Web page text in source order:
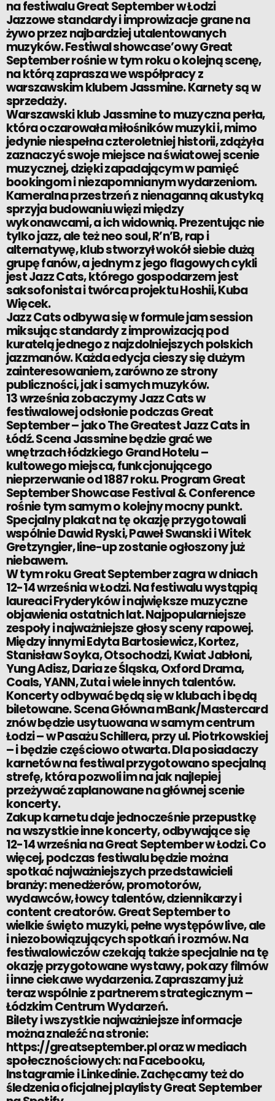
na festiwalu Great September w Łodzi
Jazzowe standardy i improwizacje grane na
żywo przez najbardziej utalentowanych
muzyków. Festiwal showcase’owy Great
September rośnie w tym roku o kolejną scenę,
na którą zaprasza we współpracy z
warszawskim klubem Jassmine. Karnety są w
sprzedaży.
Warszawski klub Jassmine to muzyczna perła,
która oczarowała miłośników muzyki i, mimo
jedynie niespełna czteroletniej historii, zdążyła
zaznaczyć swoje miejsce na światowej scenie
muzycznej, dzięki zapadającym w pamięć
bookingom i niezapomnianym wydarzeniom.
Kameralna przestrzeń z nienaganną akustyką
sprzyja budowaniu więzi między
wykonawcami, a ich widownią. Prezentując nie
tylko jazz, ale też neo soul, R’n’B, rap i
alternatywę, klub stworzył wokół siebie dużą
grupę fanów, a jednym z jego flagowych cykli
jest Jazz Cats, którego gospodarzem jest
saksofonista i twórca projektu Hoshii, Kuba
Więcek.
Jazz Cats odbywa się w formule jam session
miksując standardy z improwizacją pod
kuratelą jednego z najzdolniejszych polskich
jazzmanów. Każda edycja cieszy się dużym
zainteresowaniem, zarówno ze strony
publiczności, jak i samych muzyków.
13 września zobaczymy Jazz Cats w
festiwalowej odsłonie podczas Great
September – jako The Greatest Jazz Cats in
Łódź. Scena Jassmine będzie grać we
wnętrzach łódzkiego Grand Hotelu –
kultowego miejsca, funkcjonującego
nieprzerwanie od 1887 roku. Program Great
September Showcase Festival & Conference
rośnie tym samym o kolejny mocny punkt.
Specjalny plakat na tę okazję przygotowali
wspólnie Dawid Ryski, Paweł Swanski i Witek
Gretzyngier, line-up zostanie ogłoszony już
niebawem.
W tym roku Great September zagra w dniach
12-14 września w Łodzi. Na festiwalu wystąpią
laureaci Fryderyków i największe muzyczne
objawienia ostatnich lat. Najpopularniejsze
zespoły i najważniejsze głosy sceny rapowej.
Między innymi Edyta Bartosiewicz, Kortez,
Stanisław Soyka, Otsochodzi, Kwiat Jabłoni,
Yung Adisz, Daria ze Śląska, Oxford Drama,
Coals, YANN, Zuta i wiele innych talentów.
Koncerty odbywać będą się w klubach i będą
biletowane. Scena Główna mBank/Mastercard
znów będzie usytuowana w samym centrum
Łodzi – w Pasażu Schillera, przy ul. Piotrkowskiej
– i będzie częściowo otwarta. Dla posiadaczy
karnetów na festiwal przygotowano specjalną
strefę, która pozwoli im na jak najlepiej
przeżywać zaplanowane na głównej scenie
koncerty.
Zakup karnetu daje jednocześnie przepustkę
na wszystkie inne koncerty, odbywające się
12-14 września na Great September w Łodzi. Co
więcej, podczas festiwalu będzie można
spotkać najważniejszych przedstawicieli
branży: menedżerów, promotorów,
wydawców, łowcy talentów, dziennikarzy i
content creatorów. Great September to
wielkie święto muzyki, pełne występów live, ale
i niezobowiązujących spotkań i rozmów. Na
festiwalowiczów czekają także specjalnie na tę
okazję przygotowane wystawy, pokazy filmów
i inne ciekawe wydarzenia. Zapraszamy już
teraz wspólnie z partnerem strategicznym –
Łódzkim Centrum Wydarzeń.
Bilety i wszystkie najważniejsze informacje
można znaleźć na stronie:
https://greatseptember.pl oraz w mediach
społecznościowych: na Facebooku,
Instagramie i Linkedinie. Zachęcamy też do
śledzenia oficjalnej playlisty Great September